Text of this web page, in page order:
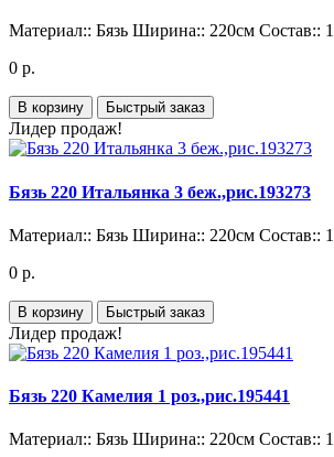
Материал:: Бязь Ширина:: 220см Состав::
0 р.
В корзину Быстрый заказ
Лидер продаж!
Бязь 220 Итальянка 3 беж.,рис.193273
Материал:: Бязь Ширина:: 220см Состав::
0 р.
В корзину Быстрый заказ
Лидер продаж!
Бязь 220 Камелия 1 роз.,рис.195441
Материал:: Бязь Ширина:: 220см Состав::